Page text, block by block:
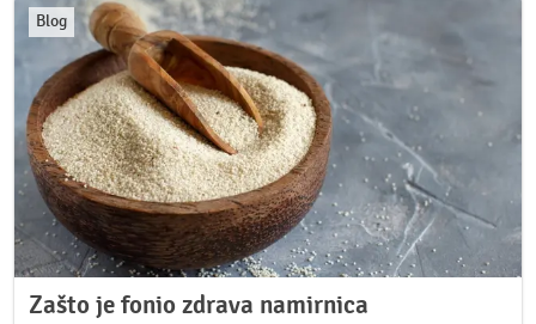
Zašto je fonio zdrava namirnica
Blog